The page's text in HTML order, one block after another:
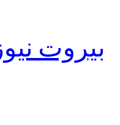
بيروت